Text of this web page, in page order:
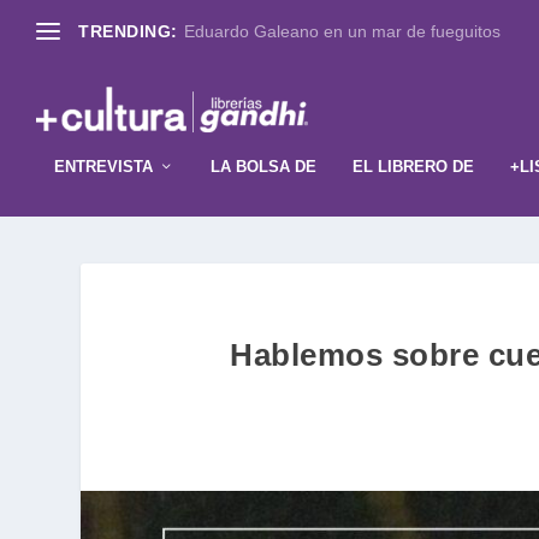
TRENDING: Eduardo Galeano en un mar de fueguitos
ENTREVISTA LA BOLSA DE EL LIBRERO DE
Hablemos sobre